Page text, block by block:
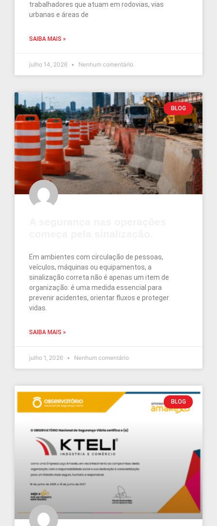
trabalhadores que atuam em rodovias, vias
urbanas e áreas de
SAIBA MAIS »
julho 14, 2026 Nenhum comentário
BLOG
Em ambientes com circulação de pessoas,
veículos, máquinas ou equipamentos, a
sinalização correta não é apenas um item de
organização: é uma medida essencial para
prevenir acidentes, orientar fluxos e proteger
vidas.
SAIBA MAIS »
julho 1, 2026 Nenhum comentário
BLOG